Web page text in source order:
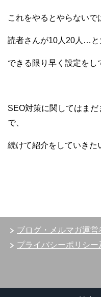
これをやるとやらないで
読者さんが10人20人…と
できる限り早く設定をし
SEO対策に関してはま
で、
続けて紹介をしていき
ブログ・メルマガ運営
プライバシーポリシ